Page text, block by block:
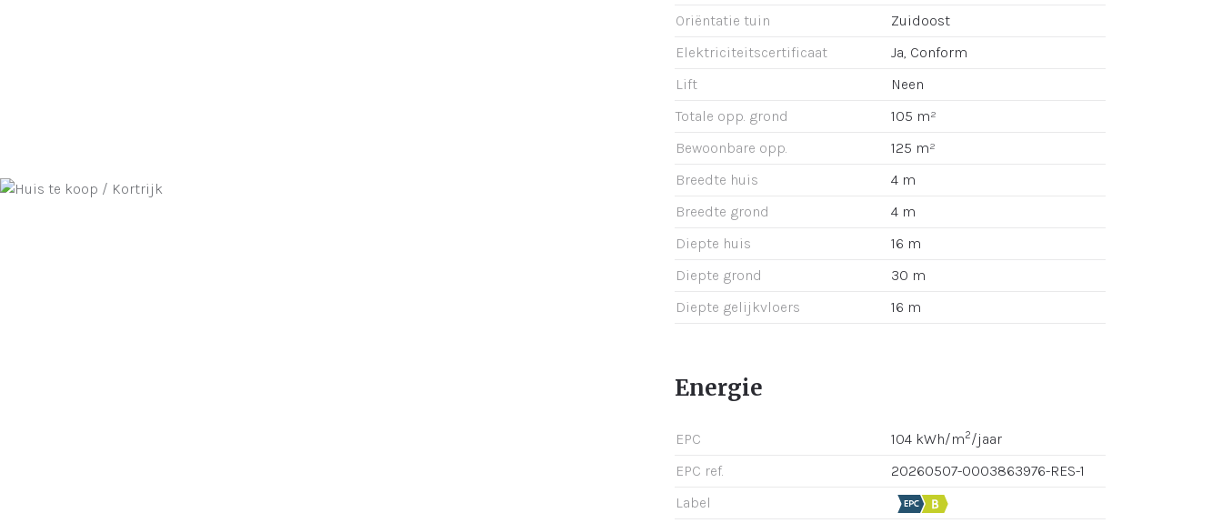
Oriëntatie tuin
Zuidoost
Elektriciteitscertificaat
Ja, Conform
Lift
Neen
Totale opp. grond
105 m²
Bewoonbare opp.
125 m²
Breedte huis
4 m
Breedte grond
4 m
Diepte huis
16 m
Diepte grond
30 m
Diepte gelijkvloers
16 m
Energie
EPC 104 kWh/m2/jaar
EPC ref.
20260507-0003863976-RES-1
Label